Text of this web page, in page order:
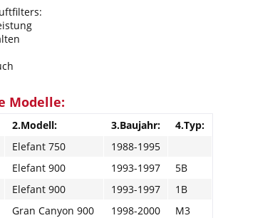
Modelle:
2.Modell: 3.Baujahr:
4.Typ:
Elefant 750
1988-1995
Elefant 900 1993-1997
5B
Elefant 900 1993-1997
1B
Gran Canyon 900 1998-2000
M3